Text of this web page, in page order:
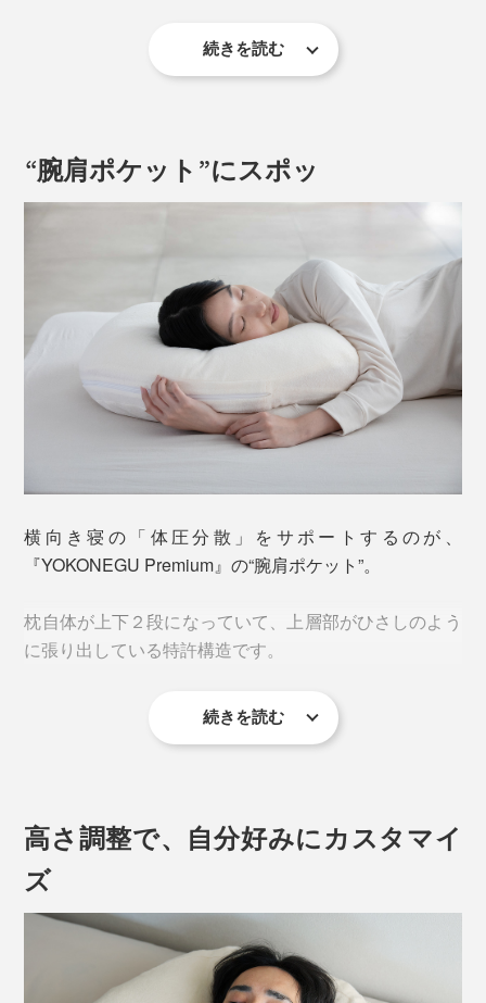
また、健康な大人が一晩で寝返りを打つ回数は24±9.8回
そして、朝起きた時にカラダに痛みを感じている人の割
合は、首・肩・腰合わせると、なんと約72％
！カ
横向き寝やうつ伏せ寝あなたの寝相について男女700名にア
※2理学療法学Supplement／
健常者における睡眠中の寝返り回数と日間変動の検討
痛みの原因のひとつが「体圧」。体重がかかっている部
分の血液やリンパの流れが停滞したり、神経が長時間圧
寝具はいろいろありますが、特に横向き寝メインの人に
とっては、肩首腕への負担を軽減する「枕選び」がポイ
ントに。
『YOKONEGU Premium』を使えば、枕ひとつでこんな
に違うのか！と感動するはずです。
続きを読む
“腕肩ポケット”にスポッ
横向き寝の「体圧分散」をサポートするのが、
『YOKONEGU Premium』の“腕肩ポケット”。
枕自体が上下２段になっていて、上層部がひさしのよう
に張り出している特許構造です。
続きを読む
高さ調整で、自分好みにカスタマイ
ズ